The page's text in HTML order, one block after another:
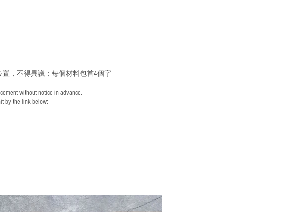
，不得異議；每個材料包首4個字
without notice in advance.
by the link below: